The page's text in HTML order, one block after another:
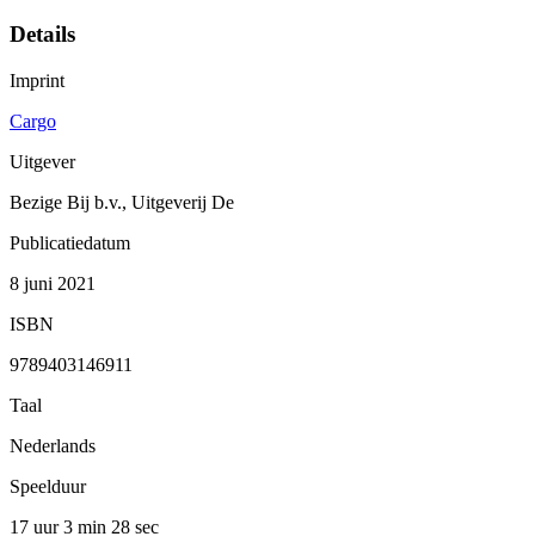
Details
Imprint
Cargo
Uitgever
Bezige Bij b.v., Uitgeverij De
Publicatiedatum
8 juni 2021
ISBN
9789403146911
Taal
Nederlands
Speelduur
17 uur 3 min 28 sec